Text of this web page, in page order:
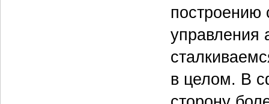
построению
управления
в целом. В